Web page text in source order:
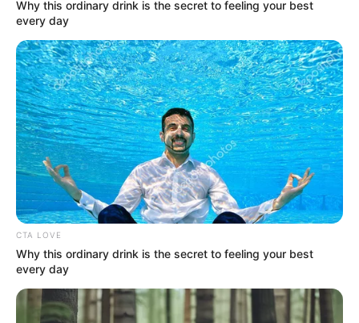
TEMAS RELACIONADOS
ARRIENDO
APARTAMENTO
CONTRATO DE ARRENDAMIENTO
MANTÉNGASE EN ALERTA
Tenemos todas las noticias que le
interesan. Para estar bien informado, por
favor, active las notificaciones de Alerta.
ACTIVAR AHORA
Why this ordinary drink is the secret to feeling your best
every day
CTA LOVE
Why this ordinary drink is the secret to feeling your best
every day